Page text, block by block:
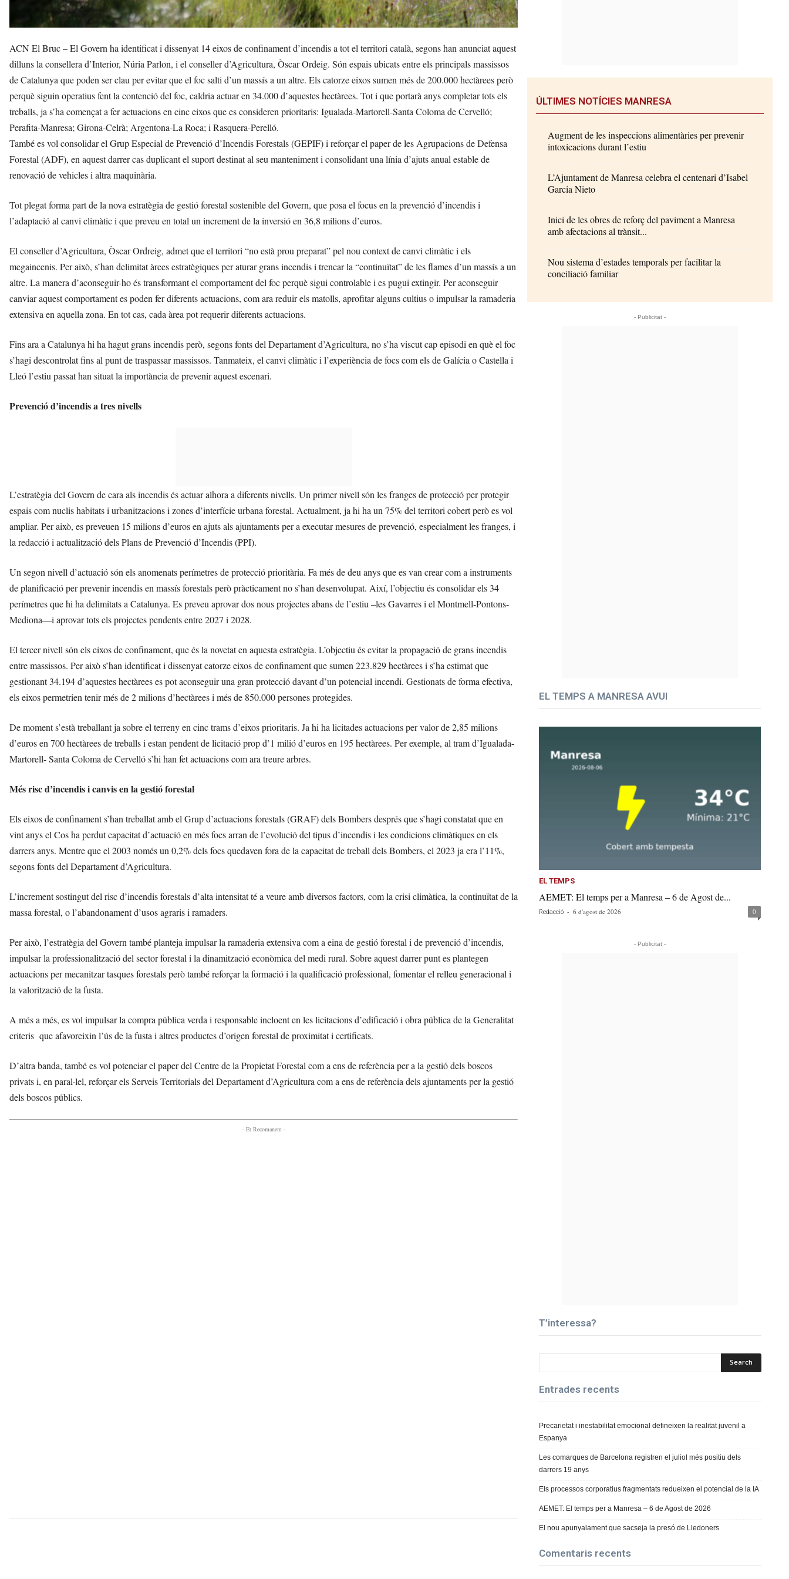
ACN El Bruc – El Govern ha identificat i dissenyat 14 eixos de confinament d’incendis a tot el territori català, segons han anunciat aquest
dilluns la consellera d’Interior, Núria Parlon, i el conseller d’Agricultura, Òscar Ordeig. Són espais ubicats entre els principals massissos
de Catalunya que poden ser clau per evitar que el foc salti d’un massís a un altre. Els catorze eixos sumen més de 200.000 hectàrees però
perquè siguin operatius fent la contenció del foc, caldria actuar en 34.000 d’aquestes hectàrees. Tot i que portarà anys completar tots els
treballs, ja s’ha començat a fer actuacions en cinc eixos que es consideren prioritaris: Igualada-Martorell-Santa Coloma de Cervelló;
Perafita-Manresa; Girona-Celrà; Argentona-La Roca; i Rasquera-Perelló.
També es vol consolidar el Grup Especial de Prevenció d’Incendis Forestals (GEPIF) i reforçar el paper de les Agrupacions de Defensa
Forestal (ADF), en aquest darrer cas duplicant el suport destinat al seu manteniment i consolidant una línia d’ajuts anual estable de
renovació de vehicles i altra maquinària.
Tot plegat forma part de la nova estratègia de gestió forestal sostenible del Govern, que posa el focus en la prevenció d’incendis i
l’adaptació al canvi climàtic i que preveu en total un increment de la inversió en 36,8 milions d’euros.
El conseller d’Agricultura, Òscar Ordreig, admet que el territori “no està prou preparat” pel nou context de canvi climàtic i els
megaincenis. Per això, s’han delimitat àrees estratègiques per aturar grans incendis i trencar la “continuïtat” de les flames d’un massís a un
altre. La manera d’aconseguir-ho és transformant el comportament del foc perquè sigui controlable i es pugui extingir. Per aconseguir
canviar aquest comportament es poden fer diferents actuacions, com ara reduir els matolls, aprofitar alguns cultius o impulsar la ramaderia
extensiva en aquella zona. En tot cas, cada àrea pot requerir diferents actuacions.
Fins ara a Catalunya hi ha hagut grans incendis però, segons fonts del Departament d’Agricultura, no s’ha viscut cap episodi en què el foc
s’hagi descontrolat fins al punt de traspassar massissos. Tanmateix, el canvi climàtic i l’experiència de focs com els de Galícia o Castella i
Lleó l’estiu passat han situat la importància de prevenir aquest escenari.
Prevenció d’incendis a tres nivells
L’estratègia del Govern de cara als incendis és actuar alhora a diferents nivells. Un primer nivell són les franges de protecció per protegir
espais com nuclis habitats i urbanitzacions i zones d’interfície urbana forestal. Actualment, ja hi ha un 75% del territori cobert però es vol
ampliar. Per això, es preveuen 15 milions d’euros en ajuts als ajuntaments per a executar mesures de prevenció, especialment les franges, i
la redacció i actualització dels Plans de Prevenció d’Incendis (PPI).
Un segon nivell d’actuació són els anomenats perímetres de protecció prioritària. Fa més de deu anys que es van crear com a instruments
de planificació per prevenir incendis en massís forestals però pràcticament no s’han desenvolupat. Així, l’objectiu és consolidar els 34
perímetres que hi ha delimitats a Catalunya. Es preveu aprovar dos nous projectes abans de l’estiu –les Gavarres i el Montmell-Pontons-
Mediona—i aprovar tots els projectes pendents entre 2027 i 2028.
El tercer nivell són els eixos de confinament, que és la novetat en aquesta estratègia. L’objectiu és evitar la propagació de grans incendis
entre massissos. Per això s’han identificat i dissenyat catorze eixos de confinament que sumen 223.829 hectàrees i s’ha estimat que
gestionant 34.194 d’aquestes hectàrees es pot aconseguir una gran protecció davant d’un potencial incendi. Gestionats de forma efectiva,
els eixos permetrien tenir més de 2 milions d’hectàrees i més de 850.000 persones protegides.
De moment s’està treballant ja sobre el terreny en cinc trams d’eixos prioritaris. Ja hi ha licitades actuacions per valor de 2,85 milions
d’euros en 700 hectàrees de treballs i estan pendent de licitació prop d’1 milió d’euros en 195 hectàrees. Per exemple, al tram d’Igualada-
Martorell- Santa Coloma de Cervelló s’hi han fet actuacions com ara treure arbres.
Més risc d’incendis i canvis en la gestió forestal
Els eixos de confinament s’han treballat amb el Grup d’actuacions forestals (GRAF) dels Bombers després que s’hagi constatat que en
vint anys el Cos ha perdut capacitat d’actuació en més focs arran de l’evolució del tipus d’incendis i les condicions climàtiques en els
darrers anys. Mentre que el 2003 només un 0,2% dels focs quedaven fora de la capacitat de treball dels Bombers, el 2023 ja era l’11%,
segons fonts del Departament d’Agricultura.
L’increment sostingut del risc d’incendis forestals d’alta intensitat té a veure amb diversos factors, com la crisi climàtica, la continuïtat de la
massa forestal, o l’abandonament d’usos agraris i ramaders.
Per això, l’estratègia del Govern també planteja impulsar la ramaderia extensiva com a eina de gestió forestal i de prevenció d’incendis,
impulsar la professionalització del sector forestal i la dinamització econòmica del medi rural. Sobre aquest darrer punt es plantegen
actuacions per mecanitzar tasques forestals però també reforçar la formació i la qualificació professional, fomentar el relleu generacional i
la valorització de la fusta.
A més a més, es vol impulsar la compra pública verda i responsable incloent en les licitacions d’edificació i obra pública de la Generalitat
criteris que afavoreixin l’ús de la fusta i altres productes d’origen forestal de proximitat i certificats.
D’altra banda, també es vol potenciar el paper del Centre de la Propietat Forestal com a ens de referència per a la gestió dels boscos
privats i, en paral·lel, reforçar els Serveis Territorials del Departament d’Agricultura com a ens de referència dels ajuntaments per la gestió
dels boscos públics.
- Et Recomanem -
ÚLTIMES NOTÍCIES MANRESA
Augment de les inspeccions alimentàries per prevenir
intoxicacions durant l’estiu
L’Ajuntament de Manresa celebra el centenari d’Isabel
Garcia Nieto
Inici de les obres de reforç del paviment a Manresa
amb afectacions al trànsit...
Nou sistema d’estades temporals per facilitar la
conciliació familiar
- Publicitat -
EL TEMPS A MANRESA AVUI
EL TEMPS
AEMET: El temps per a Manresa – 6 de Agost de...
Redacció - 6 d'agost de 2026 0
- Publicitat -
T’interessa?
Entrades recents
Precarietat i inestabilitat emocional defineixen la realitat juvenil a
Espanya
Les comarques de Barcelona registren el juliol més positiu dels
darrers 19 anys
Els processos corporatius fragmentats redueixen el potencial de la IA
AEMET: El temps per a Manresa – 6 de Agost de 2026
El nou apunyalament que sacseja la presó de Lledoners
Comentaris recents